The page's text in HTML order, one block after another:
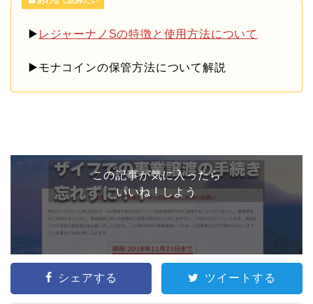
▶️ レジャーナノSの特徴と使用方法について
▶️モナコインの保管方法について解説
この記事が気に入ったら
いいね ! しよう
シェアする ツイートする